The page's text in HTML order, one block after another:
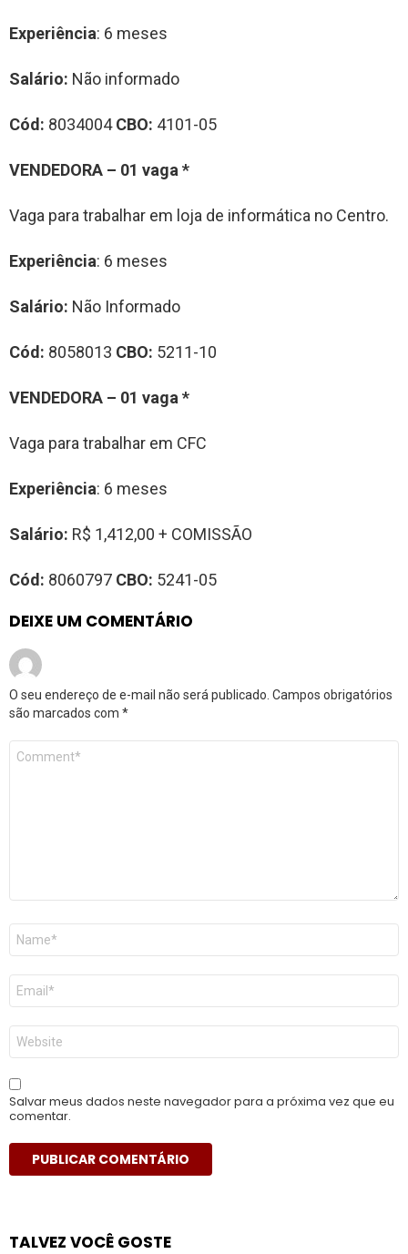
Experiência: 6 meses
Salário: Não informado
Cód: 8034004CBO: 4101-05
VENDEDORA – 01 vaga *
Vaga para trabalhar em loja de informática no Centro.
Experiência: 6 meses
Salário: Não Informado
Cód: 8058013 CBO: 5211-10
VENDEDORA – 01 vaga *
Vaga para trabalhar em CFC
Experiência: 6 meses
Salário: R$ 1,412,00 + COMISSÃO
Cód: 8060797 CBO: 5241-05
DEIXE UM COMENTÁRIO
O seu endereço de e-mail não será publicado. Campos obrigatórios
são marcados com *
Comentário
Nome
E-
mail
*
Site
Salvar meus dados neste navegador para a próxima vez que eu
comentar.
TALVEZ VOCÊ GOSTE